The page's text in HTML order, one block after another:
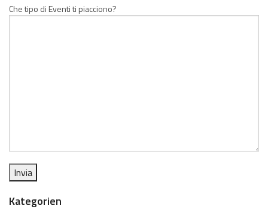
Che tipo di Eventi ti piacciono?
Kategorien